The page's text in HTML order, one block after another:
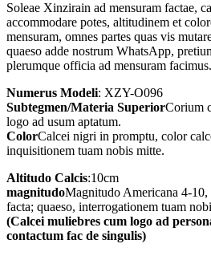
Soleae Xinzirain ad mensuram factae,
accommodare potes, altitudinem et
mensuram, omnes partes quas vis
quaeso adde nostrum WhatsApp,
plerumque officia ad mensuram facimus.
Numerus Modeli: XZY-O096
Subtegmen/Materia SuperiorCorium
logo ad usum aptatum.
ColorCalcei nigri in promptu, color
inquisitionem tuam nobis mitte.
Altitudo Calcis:10cm
magnitudoMagnitudo Americana 4-10,
facta; quaeso, interrogationem tuam
(Calcei muliebres cum logo ad
contactum fac de singulis)